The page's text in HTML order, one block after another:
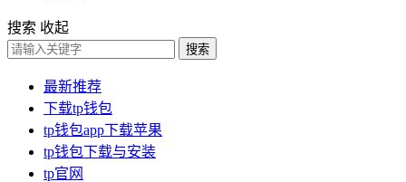
搜索 收起
搜索
最新推荐
下载tp钱包
tp钱包app下载苹果
tp钱包下载与安装
tp官网